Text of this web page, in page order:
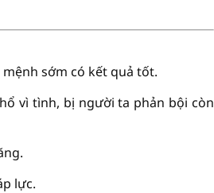
sớm có kết quả tốt.
vì tình, bị người ta phản bội còn
lực.